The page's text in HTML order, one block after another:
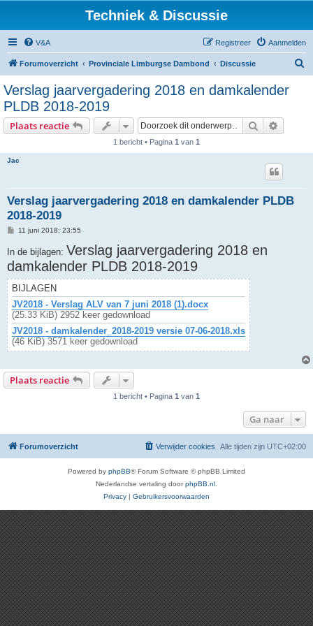
Techniek & Discussie
V&A Aanmelden
Registreer
Forumoverzicht Provinciale Limburgse Dambond Discussie
Verslag jaarvergadering 2018 en damkalender
PLDB 2018-2019
Plaats reactie Zoek
1 bericht • Pagina 1 van 1
Jac
Verslag jaarvergadering 2018 en damkalender PLDB
2018-2019
B
c
h
t
11 juni 2018; 23:55
In de bijlagen: Verslag jaarvergadering 2018 en
damkalender PLDB 2018-2019
BIJLAGEN
JV2018 - Verslag ALV van 7 juni 2018 (1).docx
(25.33 KiB) 2952 keer gedownload
JV2018 - damkalender_2018-2019 versie 07-06-2018.xls
(46 KiB) 3571 keer gedownload
Plaats reactie
1 bericht • Pagina 1 van 1
Ga naar
Forumoverzicht Alle tijden zijn UTC+02:00
Verwijder cookies
Powered by phpBB® Forum Software © phpBB Limited
Nederlandse vertaling doorphpBB.nl
Privacy | Gebruikersvoorwaarden